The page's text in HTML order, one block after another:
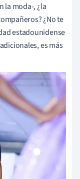
la moda-, ¿la
¿No te
estadounidense
es más